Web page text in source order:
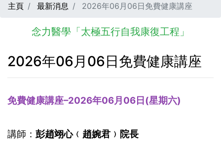
主頁 最新消息 2026年06月06日免費健康講座
念力醫學「太極五行自我康復工程」
2026年06月06日免費健康講座
免費健康講座–2026年06月06日(星期六)
講師： 彭趙翊心﹙趙婉君﹚院長